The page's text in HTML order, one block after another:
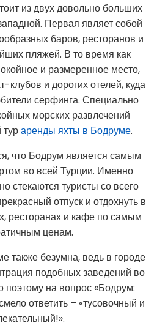
из двух довольно больших
Первая являет собой
баров, ресторанов и
пляжей. В то время как
и размеренное место,
клубов и дорогих отелей, куда
серфинга. Специально
морских развлечений
аренды яхты в Бодруме.
что Бодрум является самым
во всей Турции. Именно
стекаются туристы со всего
отпуск и отдохнуть в
ресторанах и кафе по самым
ценам.
также безумна, ведь в городе
подобных заведений во
на вопрос «Бодрум:
ответить – «тусовочный и